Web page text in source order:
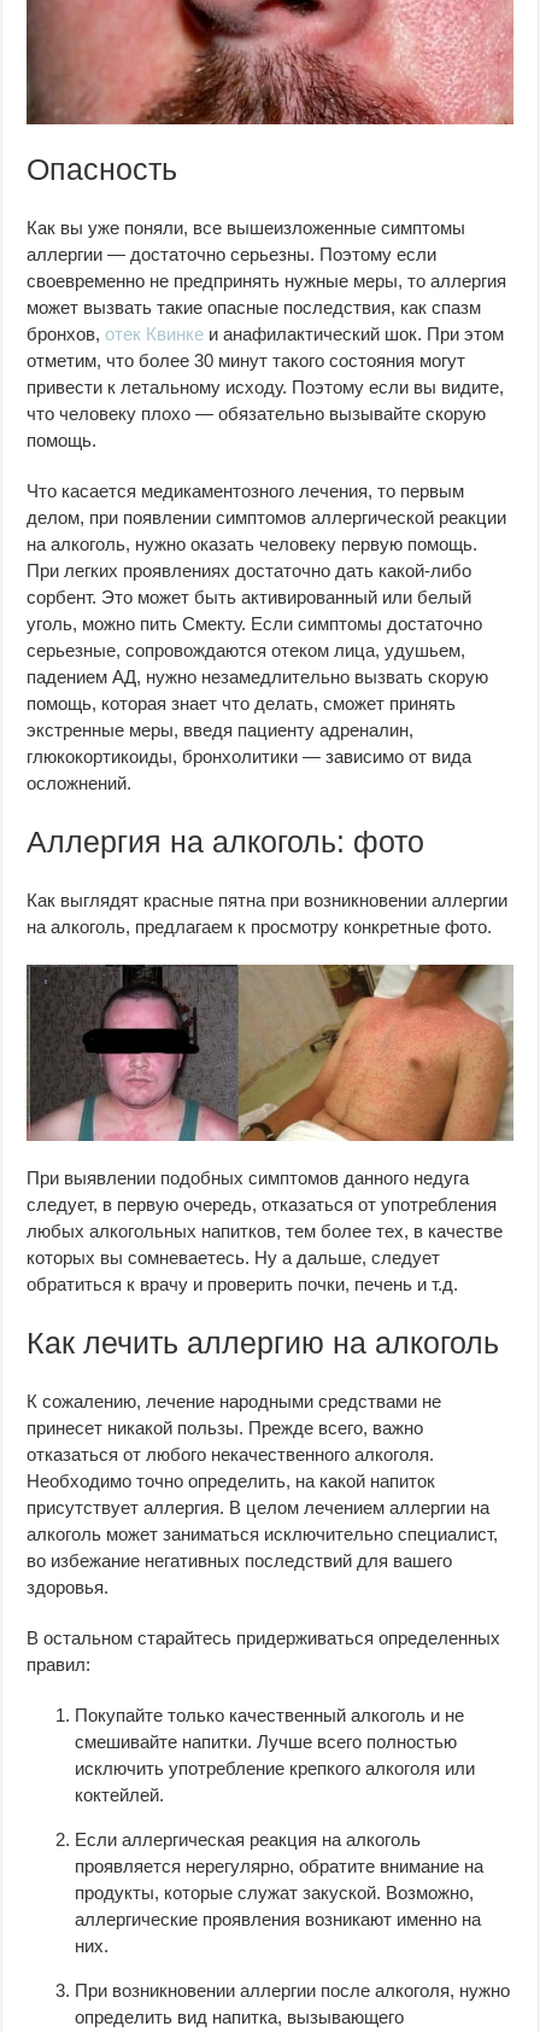
Опасность
Как вы уже поняли, все вышеизложенные симптомы
аллергии — достаточно серьезны. Поэтому если
своевременно не предпринять нужные меры, то аллергия
может вызвать такие опасные последствия, как спазм
бронхов,отек Квинке и анафилактический шок. При этом
отметим, что более 30 минут такого состояния могут
привести к летальному исходу. Поэтому если вы видите,
что человеку плохо — обязательно вызывайте скорую
помощь.
Что касается медикаментозного лечения, то первым
делом, при появлении симптомов аллергической реакции
на алкоголь, нужно оказать человеку первую помощь.
При легких проявлениях достаточно дать какой-либо
сорбент. Это может быть активированный или белый
уголь, можно пить Смекту. Если симптомы достаточно
серьезные, сопровождаются отеком лица, удушьем,
падением АД, нужно незамедлительно вызвать скорую
помощь, которая знает что делать, сможет принять
экстренные меры, введя пациенту адреналин,
глюкокортикоиды, бронхолитики — зависимо от вида
осложнений.
Аллергия на алкоголь: фото
Как выглядят красные пятна при возникновении аллергии
на алкоголь, предлагаем к просмотру конкретные фото.
При выявлении подобных симптомов данного недуга
следует, в первую очередь, отказаться от употребления
любых алкогольных напитков, тем более тех, в качестве
которых вы сомневаетесь. Ну а дальше, следует
обратиться к врачу и проверить почки, печень и т.д.
Как лечить аллергию на алкоголь
К сожалению, лечение народными средствами не
принесет никакой пользы. Прежде всего, важно
отказаться от любого некачественного алкоголя.
Необходимо точно определить, на какой напиток
присутствует аллергия. В целом лечением аллергии на
алкоголь может заниматься исключительно специалист,
во избежание негативных последствий для вашего
здоровья.
В остальном старайтесь придерживаться определенных
правил:
Покупайте только качественный алкоголь и не
смешивайте напитки. Лучше всего полностью
исключить употребление крепкого алкоголя или
коктейлей.
Если аллергическая реакция на алкоголь
проявляется нерегулярно, обратите внимание на
продукты, которые служат закуской. Возможно,
аллергические проявления возникают именно на
них.
При возникновении аллергии после алкоголя, нужно
определить вид напитка, вызывающего